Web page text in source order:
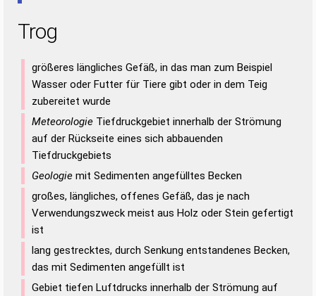
Trog
größeres längliches Gefäß, in das man zum Beispiel
Wasser oder Futter für Tiere gibt oder in dem Teig
zubereitet wurde
Meteorologie Tiefdruckgebiet innerhalb der Strömung
auf der Rückseite eines sich abbauenden
Tiefdruckgebiets
Geologie mit Sedimenten angefülltes Becken
großes, längliches, offenes Gefäß, das je nach
Verwendungszweck meist aus Holz oder Stein gefertigt
ist
lang gestrecktes, durch Senkung entstandenes Becken,
das mit Sedimenten angefüllt ist
Gebiet tiefen Luftdrucks innerhalb der Strömung auf